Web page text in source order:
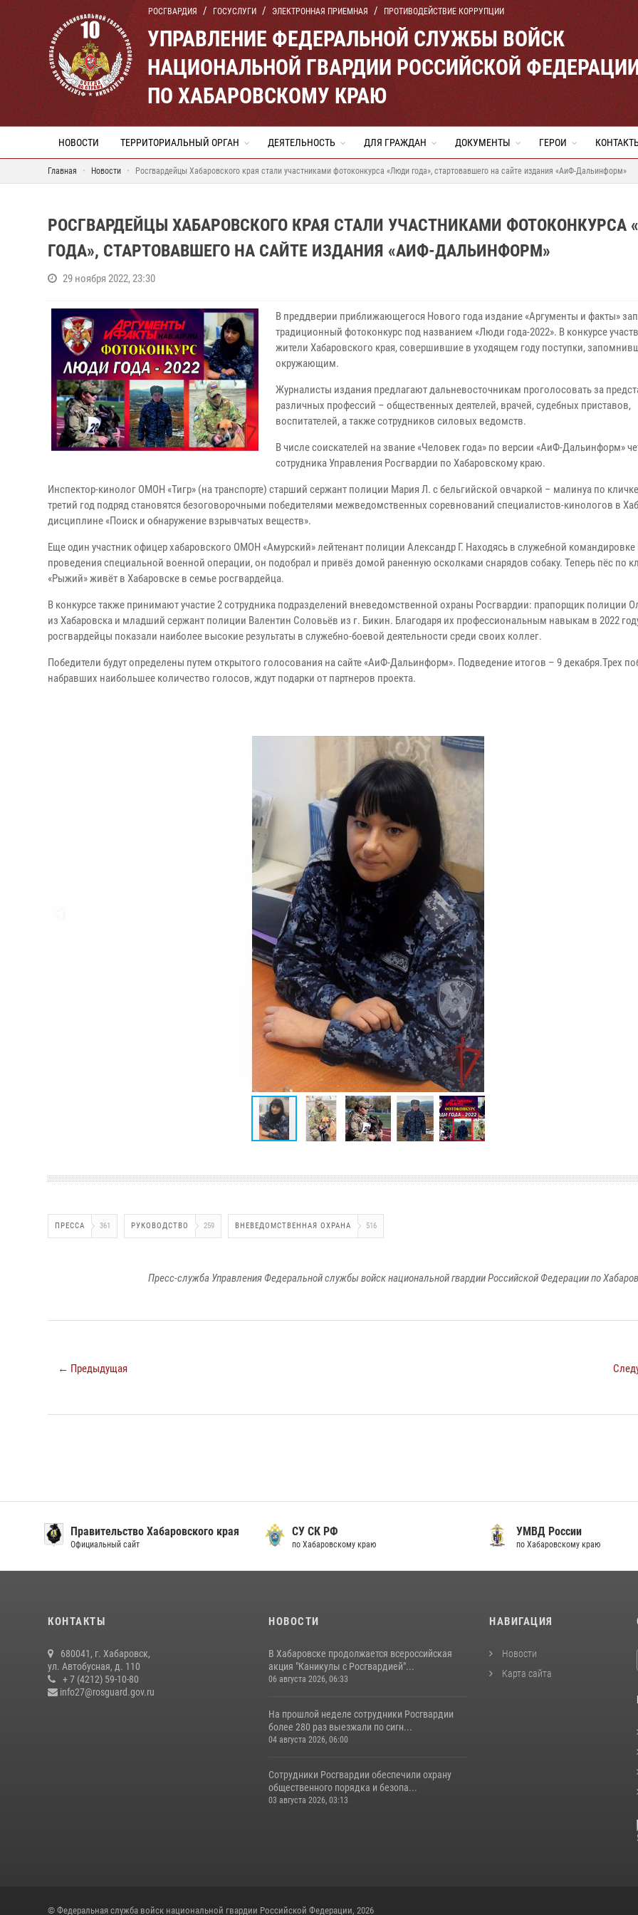
РОСГВАРДИЯ ГОСУСЛУГИ ЭЛЕКТРОННАЯ ПРИЕМНАЯ ПРОТИВОДЕЙСТВИЕ КОРРУПЦИИ
УПРАВЛЕНИЕ ФЕДЕРАЛЬНОЙ СЛУЖБЫ ВОЙСК
НАЦИОНАЛЬНОЙ ГВАРДИИ РОССИЙСКОЙ
ПО ХАБАРОВСКОМУ КРАЮ
НОВОСТИ ТЕРРИТОРИАЛЬНЫЙ ОРГАН ДЕЯТЕЛЬНОСТЬ ДЛЯ ГРАЖДАН ДОКУМЕНТЫ ГЕРОИ
Главная Новости Росгвардейцы Хабаровского края стали участниками фотоконкурса «Люди года», стартовавшего на сайте издания «АиФ-Дальинформ»
РОСГВАРДЕЙЦЫ ХАБАРОВСКОГО КРАЯ СТАЛИ УЧАСТНИКАМИ ФОТОКОНКУРСА
ГОДА», СТАРТОВАВШЕГО НА САЙТЕ ИЗДАНИЯ «АИФ-ДАЛЬИНФОРМ»
29 ноября 2022, 23:30
В преддверии приближающегося Нового года издание «Аргументы и факты»
традиционный фотоконкурс под названием «Люди года-2022». В конкурсе
жители Хабаровского края, совершившие в уходящем году поступки,
окружающим.
Журналисты издания предлагают дальневосточникам проголосовать за
различных профессий – общественных деятелей, врачей, судебных приставов,
воспитателей, а также сотрудников силовых ведомств.
В числе соискателей на звание «Человек года» по версии «АиФ-Дальинформ»
сотрудника Управления Росгвардии по Хабаровскому краю.
Инспектор-кинолог ОМОН «Тигр» (на транспорте) старший сержант полиции Мария Л. с бельгийской овчаркой – малинуа по
третий год подряд становятся безоговорочными победителями межведомственных соревнований специалистов-кинологов в
дисциплине «Поиск и обнаружение взрывчатых веществ».
Еще один участник офицер хабаровского ОМОН «Амурский» лейтенант полиции Александр Г. Находясь в служебной командировке
проведения специальной военной операции, он подобрал и привёз домой раненную осколками снарядов собаку. Теперь пёс по
«Рыжий» живёт в Хабаровске в семье росгвардейца.
В конкурсе также принимают участие 2 сотрудника подразделений вневедомственной охраны Росгвардии: прапорщик полиции
из Хабаровска и младший сержант полиции Валентин Соловьёв из г. Бикин. Благодаря их профессиональным навыкам в 2022
росгвардейцы показали наиболее высокие результаты в служебно-боевой деятельности среди своих коллег.
Победители будут определены путем открытого голосования на сайте «АиФ-Дальинформ». Подведение итогов – 9 декабря.Трех
набравших наибольшее количество голосов, ждут подарки от партнеров проекта.
ПРЕССА 361 РУКОВОДСТВО 259 ВНЕВЕДОМСТВЕННАЯ ОХРАНА 516
Пресс-служба Управления Федеральной службы войск национальной гвардии Российской Федерации по
← Предыдущая
Правительство Хабаровского края
Официальный сайт
СУ СК РФ
по Хабаровскому краю
УМВД России
по Хабаровскому краю
КОНТАКТЫ
680041, г. Хабаровск,
ул. Автобусная, д. 110
+ 7 (4212) 59-10-80
info27@rosguard.gov.ru
НОВОСТИ
В Хабаровске продолжается всероссийская
акция "Каникулы с Росгвардией"...
06 августа 2026, 06:33
На прошлой неделе сотрудники Росгвардии
более 280 раз выезжали по сигн...
04 августа 2026, 06:00
Сотрудники Росгвардии обеспечили охрану
общественного порядка и безопа...
03 августа 2026, 03:13
НАВИГАЦИЯ
Новости
Карта сайта
© Федеральная служба войск национальной гвардии Российской Федерации, 2026